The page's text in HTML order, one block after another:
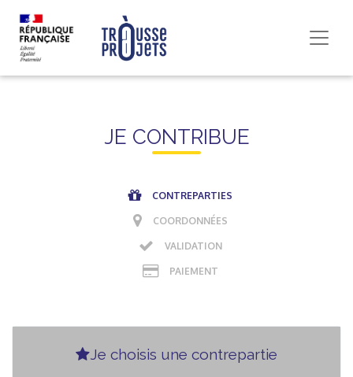
JE CONTRIBUE
CONTREPARTIES
COORDONNÉES
VALIDATION
PAIEMENT
Je choisis une contrepartie